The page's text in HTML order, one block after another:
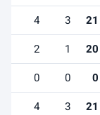
21
3
4
20
1
2
0
0
0
21
3
4